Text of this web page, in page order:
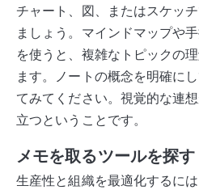
チャート、図、またはスケッ
ましょう。マインドマップや
を使うと、複雑なトピックの
ます。ノートの概念を明確に
てみてください。視覚的な連
立つということです。
メモを取るツールを探す
生産性と組織を最適化するに